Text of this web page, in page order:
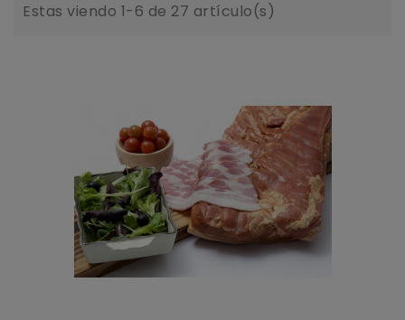
Estas viendo 1-6 de 27 artículo(s)